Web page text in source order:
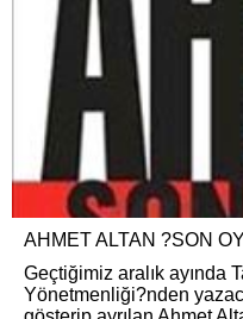
AHMET ALTAN ?SON
Geçtiğimiz aralık ayında
Yönetmenliği?nden